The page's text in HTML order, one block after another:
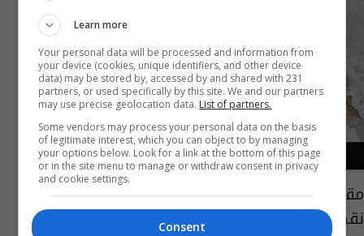
مقتل جندي واصابة اثنين اخرين بهجوم على
نقطة مرابطة شمال شرق بعقوبة
Learn more
Your personal data will be processed and information from
your device (cookies, unique identifiers, and other device
data) may be stored by, accessed by and shared with 231
partners, or used specifically by this site. We and our partners
may use precise geolocation data. List of partners.
Some vendors may process your personal data on the basis
of legitimate interest, which you can object to by managing
your options below. Look for a link at the bottom of this page
or in the site menu to manage or withdraw consent in privacy
and cookie settings.
Consent